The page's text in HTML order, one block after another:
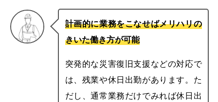
計画的に業務をこなせばメリハリの
きいた働き方が可能
突発的な災害復旧支援などの対応で
は、残業や休日出勤があります。た
だし、通常業務だけでみれば休日出